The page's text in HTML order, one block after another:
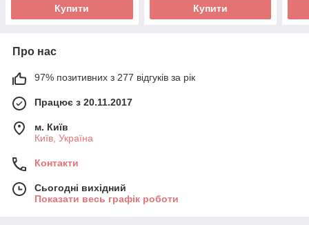
Купити Купити
Про нас
97% позитивних з 277 відгуків за рік
Працює з 20.11.2017
м. Київ
Київ, Україна
Контакти
Сьогодні вихідний
Показати весь графік роботи